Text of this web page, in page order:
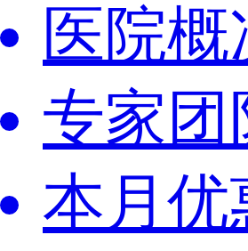
医院概
专家团
本月优